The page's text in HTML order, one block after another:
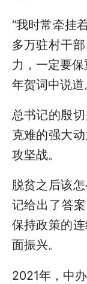
“我时常牵挂
多万驻村干
力，一定要
年贺词中说道
总书记的殷
克难的强大
攻坚战。
脱贫之后该
记给出了答
保持政策的
面振兴。
2021年，中